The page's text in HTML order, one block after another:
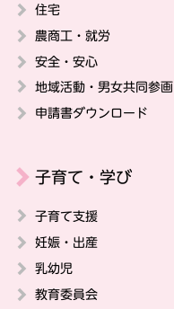
住宅
農商工・就労
安全・安心
地域活動・男女共同参画
申請書ダウンロード
子育て・学び
子育て支援
妊娠・出産
乳幼児
教育委員会